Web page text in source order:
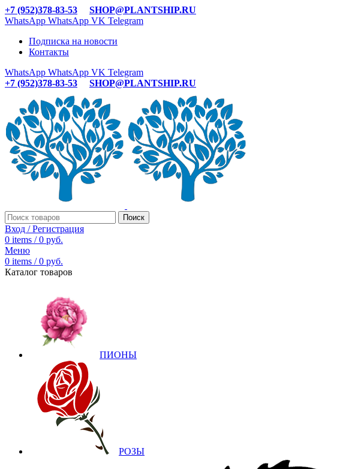
+7 (952)378-83-53
SHOP@PLANTSHIP.RU
WhatsApp WhatsApp VK Telegram
Подписка на новости
Контакты
WhatsApp WhatsApp VK Telegram
+7 (952)378-83-53
SHOP@PLANTSHIP.RU
Поиск
Вход / Регистрация
0 items / 0 руб.
Меню
0 items / 0 руб.
Каталог товаров
ПИОНЫ
РОЗЫ